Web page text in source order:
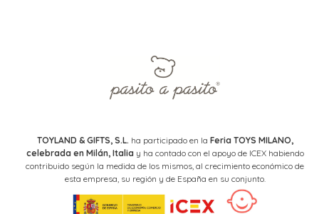
TOYLAND & GIFTS, S.L. ha participado en la Feria TOYS MILANO,
celebrada en Milán, Italiay ha contado con el apoyo de ICEX habiendo
contribuido según la medida de los mismos, al crecimiento económico de
esta empresa, su región y de España en su conjunto.